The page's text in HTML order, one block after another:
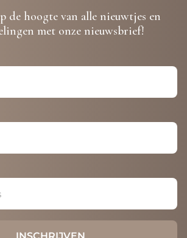
hoogte van alle nieuwtjes en
met onze nieuwsbrief!